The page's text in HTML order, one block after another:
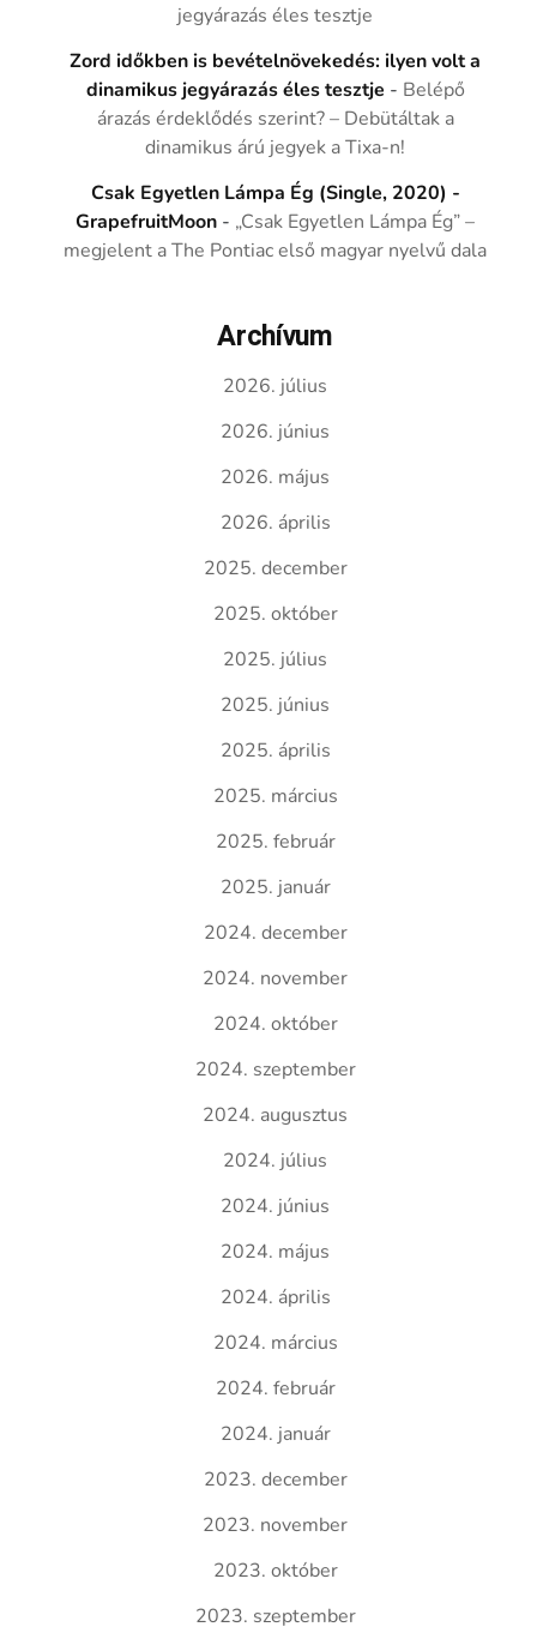
jegyárazás éles tesztje
Zord időkben is bevételnövekedés: ilyen volt a
dinamikus jegyárazás éles tesztje - Belépő
árazás érdeklődés szerint? – Debütáltak a
dinamikus árú jegyek a Tixa-n!
Csak Egyetlen Lámpa Ég (Single, 2020) -
GrapefruitMoon - „Csak Egyetlen Lámpa Ég” –
megjelent a The Pontiac első magyar nyelvű dala
Archívum
2026. július
2026. június
2026. május
2026. április
2025. december
2025. október
2025. július
2025. június
2025. április
2025. március
2025. február
2025. január
2024. december
2024. november
2024. október
2024. szeptember
2024. augusztus
2024. július
2024. június
2024. május
2024. április
2024. március
2024. február
2024. január
2023. december
2023. november
2023. október
2023. szeptember